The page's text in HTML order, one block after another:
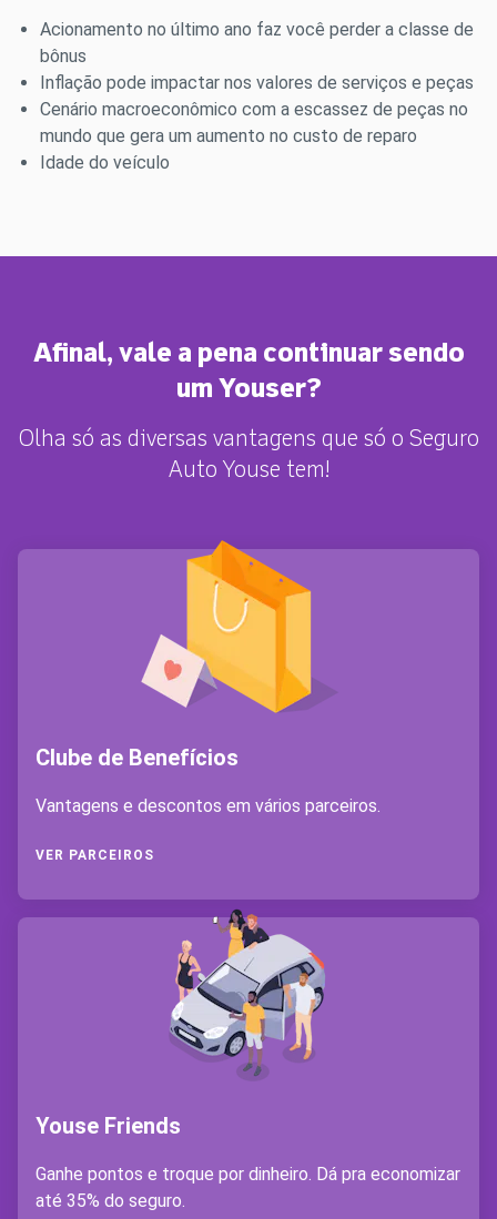
Acionamento no último ano faz você perder a classe de
bônus
Inflação pode impactar nos valores de serviços e peças
Cenário macroeconômico com a escassez de peças no
mundo que gera um aumento no custo de reparo
Idade do veículo
Afinal, vale a pena continuar sendo
um Youser?
Olha só as diversas vantagens que só o Seguro
Auto Youse tem!
Clube de Benefícios
Vantagens e descontos em vários parceiros.
VER PARCEIROS
Youse Friends
Ganhe pontos e troque por dinheiro. Dá pra economizar
até 35% do seguro.